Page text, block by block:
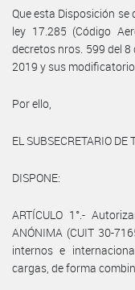
Que esta Disposición
ley 17.285 (Código
decretos nros. 599 del 8
2019 y sus
Por ello,
EL SUBSECRETARIO DE
DISPONE:
ARTÍCULO 1°.-
ANÓNIMA (CUIT 30-
internos e
cargas, de forma